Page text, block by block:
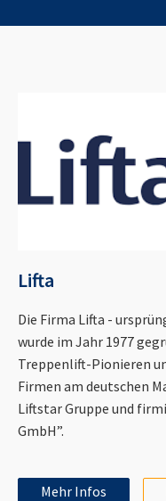
Lifta
Die Firma Lifta -
wurde im Jahr 1977
Treppenlift-Pionieren
Firmen am deutschen
Liftstar Gruppe und
GmbH”.
Mehr Infos